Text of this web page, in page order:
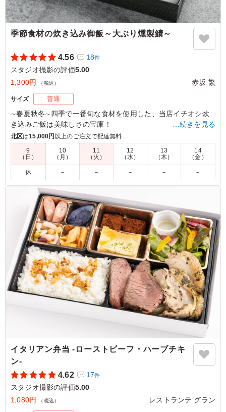
れました。 多すぎず少なすぎない適度なボリューム感
で、栄養バランスも考えられており彩もよく、女性にも好
です。
ご利用シーン：ロケ・撮影›
東京都渋谷区広尾2026/01/13
季節食材の炊き込み御飯～大ぶり燻製鯖～
4.56 18件
スタジオ撮影の評価5.00
1,300円
（税込） 赤坂 繁
サイズ 普通
∼春夏秋冬∼四季で一番旬な食材を使用した、当店イチオシ炊
き込みご飯は美味しさの宝庫！
サバ半身丸々を燻製にした燻製鯖は香ばしさ・うま味が格段に
美味しく仕上がってます。
5.0
季節食材の炊き込みご飯は風味が良く柔らかいお米で、大
ぶりの燻製鯖も香ばしく食べ応えがありました。彩りやバ
ランスも良く、最後まで飽きずに美味しくいただけるお弁
当でした。
ご利用シーン：ロケ・撮影›スタジオ撮影
東京都渋谷区猿楽町2026/07/15
…続きを見る
北区は15,000円以上のご注文で配達無料
9
（日）
10
（月）
11
（火）
12
（水）
13
（木）
14
（金）
休 － － － － －
イタリアン弁当 -ローストビーフ・ハーブチキ
ン‐
4.62
17件
スタジオ撮影の評価5.00
1,080円
（税込） レストランテ グラン